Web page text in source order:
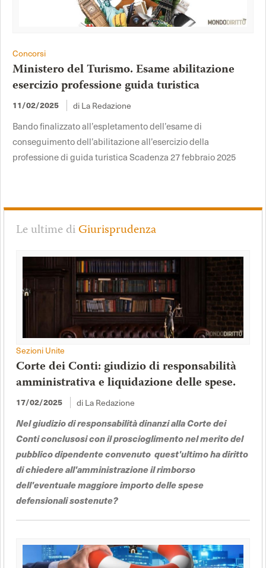
Concorsi
Ministero del Turismo. Esame abilitazione
esercizio professione guida turistica
11/02/2025 di La Redazione
Bando finalizzato all’espletamento dell’esame di
conseguimento dell’abilitazione all’esercizio della
professione di guida turistica Scadenza 27 febbraio 2025
Le ultime diGiurisprudenza
Sezioni Unite
Corte dei Conti: giudizio di responsabilità
amministrativa e liquidazione delle spese.
17/02/2025 di La Redazione
Nel giudizio di responsabilità dinanzi alla Corte dei
Conti conclusosi con il proscioglimento nel merito del
pubblico dipendente convenuto quest'ultimo ha diritto
di chiedere all'amministrazione il rimborso
dell'eventuale maggiore importo delle spese
defensionali sostenute?